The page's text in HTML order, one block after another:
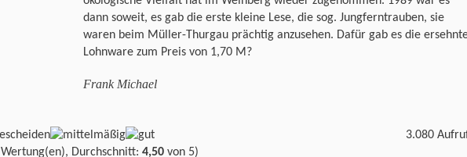
dann soweit, es gab die erste kleine Lese, die sog. Jungferntrauben, sie
waren beim Müller-Thurgau prächtig anzusehen. Dafür gab es die
Lohnware zum Preis von 1,70 M?
Frank Michael
Wertung(en), Durchschnitt: 4,50 von 5)
3.080